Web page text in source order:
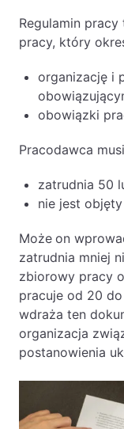
Obsługa
Bieżące
Bieżące
branży IT
Doradztwo
Likwidacje i
Modelowanie
Rejestracja
Legalizacja
Księgowość
Regulamin
pracy, który
organizację i
obowiązki
Pracodawca
zatrudnia 50
nie jest
Może on
zatrudnia mniej
zbiorowy pracy
pracuje od 20
wdraża ten
organizacja
postanowienia